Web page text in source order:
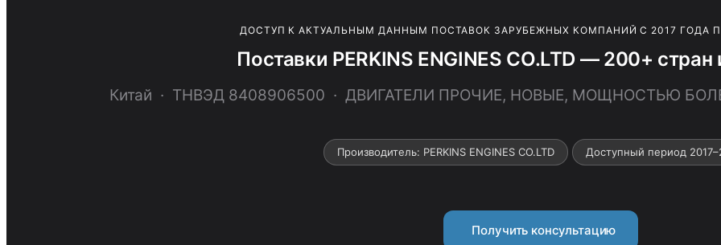
ДОСТУП К АКТУАЛЬНЫМ ДАННЫМ ПОСТАВОК ЗАРУБЕЖНЫХ КОМПАНИЙ С 2017 ГОДА
Поставки PERKINS ENGINES CO.LTD — 200+
Китай · ТНВЭД 8408906500 · ДВИГАТЕЛИ ПРОЧИЕ, НОВЫЕ, МОЩНОСТЬЮ
Производитель: PERKINS ENGINES CO.LTD Доступный период
Получить консультацию